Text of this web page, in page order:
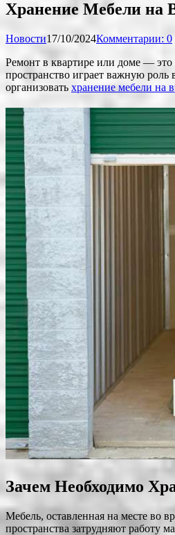
Хранение Мебели на
Новости17/10/2024Комментарии: 0
Ремонт в квартире или доме — это
пространство играет важную роль
организовать хранение мебели на
Зачем Необходимо
Мебель, оставленная на месте во
пространства затрудняют работу